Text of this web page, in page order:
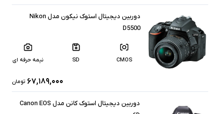
دوربین دیجیتال استوک نیکون مدل Nikon
D5500
CMOS
SD نیمه حرفه ای
۶۷,۱۸۹,۰۰۰ تومان
دوربین دیجیتال استوک کانن مدل Canon EOS